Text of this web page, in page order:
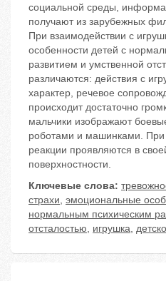
социальной среды,
получают из зарубежных
При взаимодействии с
особенности детей с
развитием и умственной
различаются: действия с
характер, речевое
происходит достаточно
мальчики изображают
роботами и машинками.
реакции проявляются в
поверхностности.
Ключевые слова:
страхи, эмоциональные
нормальным психическим
отсталостью, игрушка,